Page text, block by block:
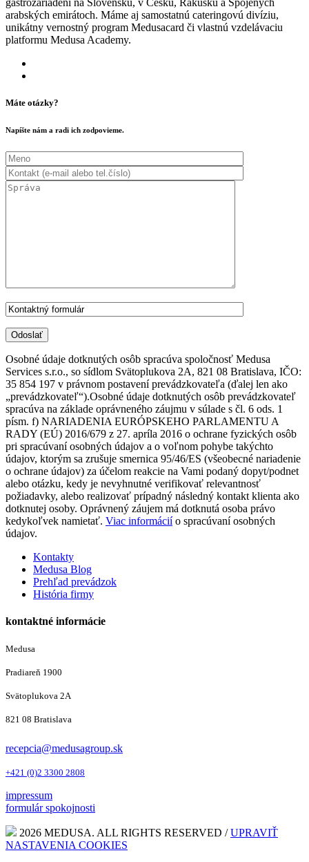
arabských emirátoch. Máme aj samostatnú cateringovú divíziu,
unikátny vernostný program Medusacard či vlastnú vzdelávaciu
platformu Medusa Academy.
Máte otázky?
Napíšte nám a radi ich zodpovieme.
Osobné údaje dotknutých osôb spracúva spoločnosť Medusa
Services s.r.o., so sídlom Svätoplukova 2A, 821 08 Bratislava, IČO:
35 854 197 v právnom postavení prevádzkovateľa (ďalej len ako
„prevádzkovateľ“).Osobné údaje dotknutých osôb prevádzkovateľ
spracúva na základe oprávneného záujmu v súlade s čl. 6 ods. 1
písm. f) NARIADENIA EURÓPSKEHO PARLAMENTU A
RADY (EÚ) 2016/679 z 27. apríla 2016 o ochrane fyzických osôb
pri spracúvaní osobných údajov a o voľnom pohybe takýchto
údajov, ktorým sa zrušuje smernica 95/46/ES (všeobecné nariadenie
o ochrane údajov) za účelom reakcie na Vami podaný dopyt/podnet
alebo otázku, kedy je nevyhnutné verifikovať relevantnosť
požiadavky, alebo realizovať prípadný následný kontakt klienta ako
dotknutej osoby. Oprávnený záujem má dotknutá osoba právo
kedykoľvek namietať. Viac informáciío spracúvaní osobných
údajov.
Kontakty
Medusa Blog
Prehľad prevádzok
História firmy
kontaktné informácie
Medusa
Pradiareň 1900
Svätoplukova 2A
821 08 Bratislava
recepcia@medusagroup.sk
+421 (0)2 3300 2808
impressum
formulár spokojnosti
2026 MEDUSA. ALL RIGHTS RESERVED /UPRAVIŤ
NASTAVENIA COOKIES